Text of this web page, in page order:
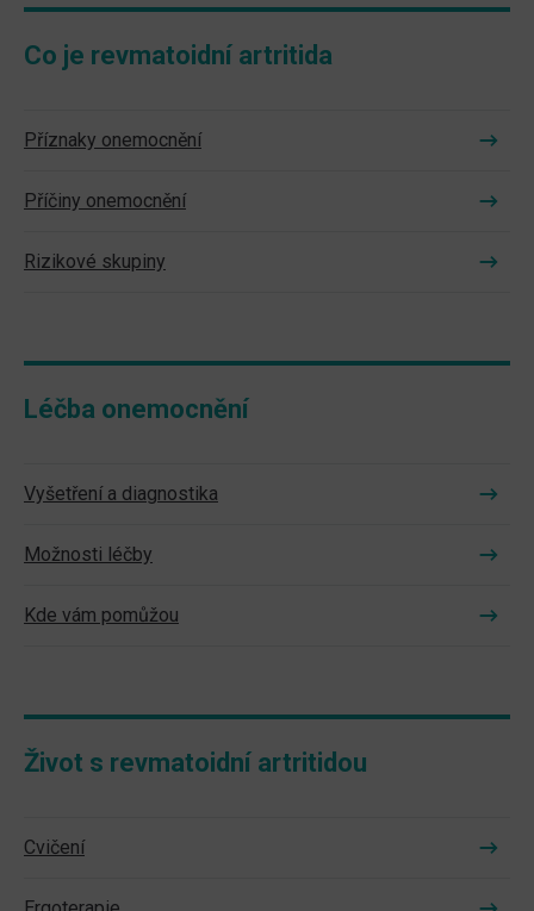
Co je revmatoidní artritida
Příznaky onemocnění
Příčiny onemocnění
Rizikové skupiny
Léčba onemocnění
Vyšetření a diagnostika
Možnosti léčby
Kde vám pomůžou
Život s revmatoidní artritidou
Cvičení